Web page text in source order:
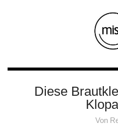
Diese
Von